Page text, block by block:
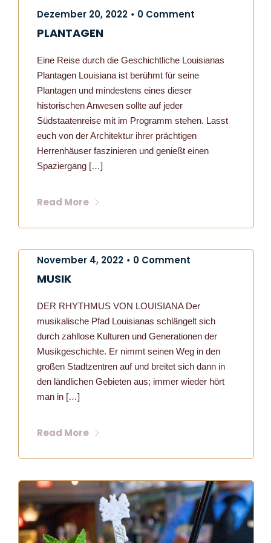
Dezember 20, 2022 • 0 Comment
PLANTAGEN
Eine Reise durch die Geschichtliche Louisianas
Plantagen Louisiana ist berühmt für seine
Plantagen und mindestens eines dieser
historischen Anwesen sollte auf jeder
Südstaatenreise mit im Programm stehen. Lasst
euch von der Architektur ihrer prächtigen
Herrenhäuser faszinieren und genießt einen
Spaziergang […]
Read More
November 4, 2022 • 0 Comment
MUSIK
DER RHYTHMUS VON LOUISIANA Der
musikalische Pfad Louisianas schlängelt sich
durch zahllose Kulturen und Generationen der
Musikgeschichte. Er nimmt seinen Weg in den
großen Stadtzentren auf und breitet sich dann in
den ländlichen Gebieten aus; immer wieder hört
man in […]
Read More